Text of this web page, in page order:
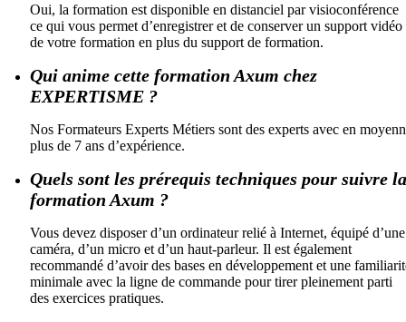
Oui, la formation est disponible en distanciel par visioconférence
ce qui vous permet d’enregistrer et de conserver un support vidéo
de votre formation en plus du support de formation.
Qui anime cette formation Axum chez
EXPERTISME ?
Nos Formateurs Experts Métiers sont des experts avec en
plus de 7 ans d’expérience.
Quels sont les prérequis techniques pour suivre la
formation Axum ?
Vous devez disposer d’un ordinateur relié à Internet, équipé d’une
caméra, d’un micro et d’un haut-parleur. Il est également
recommandé d’avoir des bases en développement et une
minimale avec la ligne de commande pour tirer pleinement parti
des exercices pratiques.